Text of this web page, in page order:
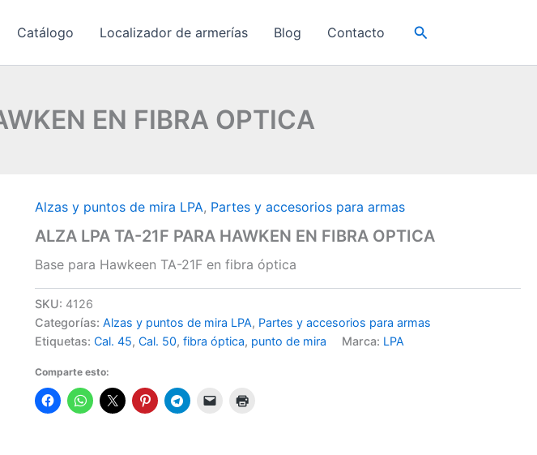
Catálogo Localizador de armerías Blog Contacto Buscar
EN FIBRA OPTICA
Alzas y puntos de mira LPA, Partes y accesorios para armas
ALZA LPA TA-21F PARA HAWKEN EN FIBRA OPTICA
Base para Hawkeen TA-21F en fibra óptica
SKU: 4126
Categorías:Alzas y puntos de mira LPA, Partes y accesorios para armas
Etiquetas:Cal. 45,Cal. 50,fibra óptica, punto de mira Marca: LPA
Comparte esto: